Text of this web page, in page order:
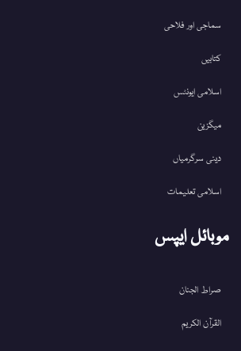
سماجی اور فلاحی
کتابیں
اسلامی ایونٹس
میگزین
دینی سرگرمیاں
اسلامی تعلیمات
موبائل ایپس
صراط الجنان
القرآن الکریم